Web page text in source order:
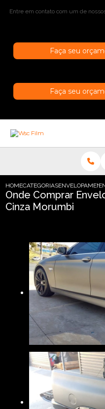
Entre em contato com um de
Faça seu
Faça seu
HOMECATEGORIAS
Onde Comprar
Cinza Morumbi